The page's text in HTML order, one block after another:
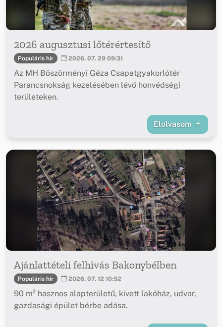
2026 augusztusi lőtérértesítő
Populáris hír 2026. 07. 29 09:31
Az MH Böszörményi Géza Csapatgyakorlótér
Parancsnokság kezelésében lévő honvédségi
területeken.
Elolvasom
Ajánlattételi felhívás Bakonybélben
Populáris hír 2026. 07. 12 10:52
90 m² hasznos alapterületű, kivett lakóház, udvar,
gazdasági épület bérbe adása.